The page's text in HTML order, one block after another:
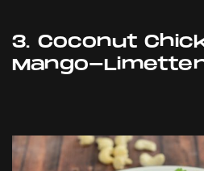
3. Coconut
Mango-